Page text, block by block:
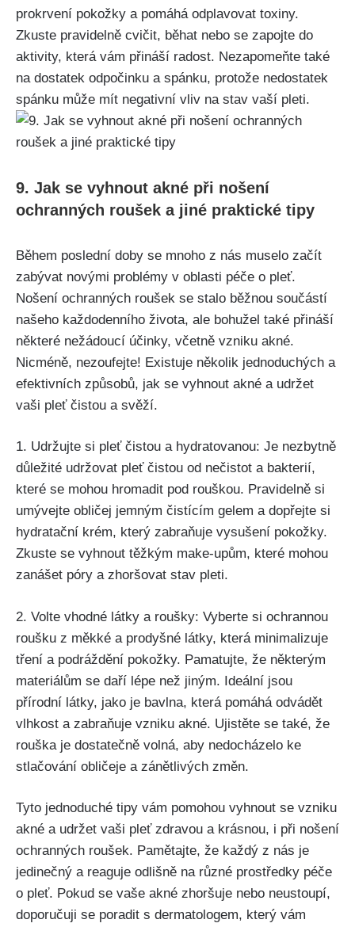
prokrvení ⁣pokožky a pomáhá odplavovat toxiny.
⁤Zkuste pravidelně cvičit, ⁣běhat nebo ‍se zapojte do
aktivity, která vám ⁣přináší radost. Nezapomeňte také
na dostatek odpočinku a spánku, protože nedostatek
spánku může mít negativní vliv na stav vaší⁤ pleti.
9. Jak se vyhnout akné při nošení⁣
ochranných roušek a jiné praktické tipy
Během poslední doby se mnoho z nás muselo‌ začít
zabývat​ novými problémy v oblasti péče o pleť.
Nošení ochranných roušek se stalo ⁤běžnou součástí
našeho⁣ každodenního života, ale bohužel také přináší
některé nežádoucí účinky, včetně vzniku akné.
Nicméně, nezoufejte! Existuje několik jednoduchých a
efektivních způsobů, ​jak⁤ se vyhnout akné a udržet
vaši⁢ pleť čistou a‍ svěží.
1. Udržujte si pleť čistou a hydratovanou: Je ​nezbytně
důležité udržovat pleť čistou od nečistot a bakterií,
které se mohou hromadit pod rouškou. Pravidelně si
umývejte obličej jemným čistícím​ gelem a dopřejte si
hydratační krém, který zabraňuje vysušení pokožky.
Zkuste se vyhnout těžkým make-upům,⁢ které mohou​
zanášet póry‍ a zhoršovat stav ​pleti.
2. Volte vhodné látky a roušky: Vyberte si ochrannou
roušku z měkké⁢ a prodyšné látky,​ která minimalizuje
tření a podráždění pokožky. Pamatujte, že některým
materiálům se daří lépe než jiným. Ideální jsou​
přírodní látky, jako je bavlna, která pomáhá odvádět
vlhkost a zabraňuje ⁣vzniku akné. Ujistěte se také, že
rouška je dostatečně volná, aby nedocházelo ke
stlačování obličeje a zánětlivých změn.
Tyto jednoduché tipy vám pomohou vyhnout se vzniku
akné a ⁤udržet vaši pleť zdravou a krásnou, i při nošení
ochranných roušek. Pamětajte, že každý z nás je
jedinečný a reaguje odlišně na různé prostředky péče
o pleť. Pokud se vaše akné zhoršuje nebo neustoupí,
doporučuji se poradit s dermatologem,⁣ který vám